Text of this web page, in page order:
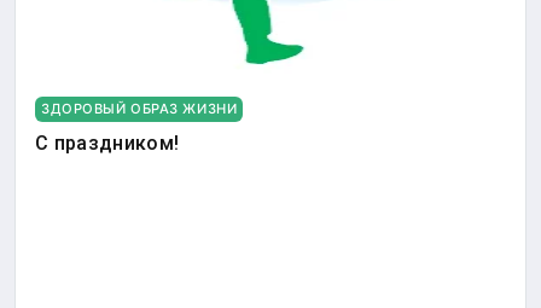
ЗДОРОВЫЙ ОБРАЗ ЖИЗНИ
С праздником!